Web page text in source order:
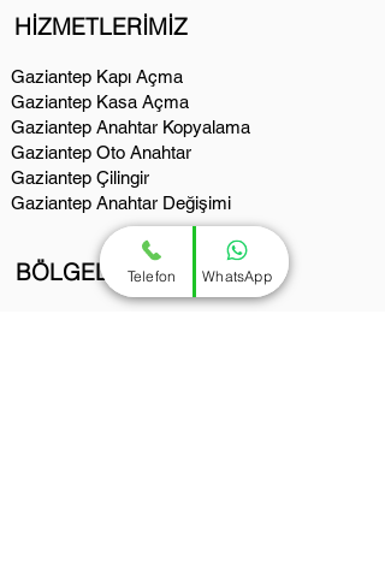
HİZMETLERİMİZ
Gaziantep Kapı Açma
Gaziantep Kasa Açma
Gaziantep Anahtar Kopyalama
Gaziantep Oto Anahtar
Gaziantep Çilingir
Gaziantep Anahtar Değişimi
BÖLGELERİMİZ
Telefon WhatsApp